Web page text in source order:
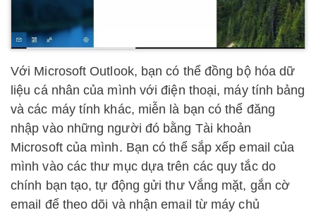
Với Microsoft Outlook, bạn có thể đồng bộ hóa dữ
liệu cá nhân của mình với điện thoại, máy tính bảng
và các máy tính khác, miễn là bạn có thể đăng
nhập vào những người đó bằng Tài khoản
Microsoft của mình. Bạn có thể sắp xếp email của
mình vào các thư mục dựa trên các quy tắc do
chính bạn tạo, tự động gửi thư Vắng mặt, gắn cờ
email để theo dõi và nhận email từ máy chủ